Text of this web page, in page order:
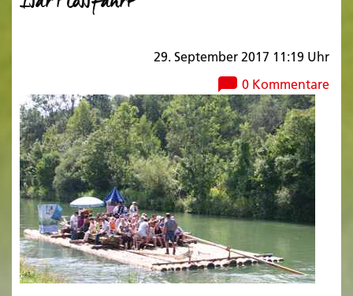
29. September 2017 11:19 Uhr
0 Kommentare